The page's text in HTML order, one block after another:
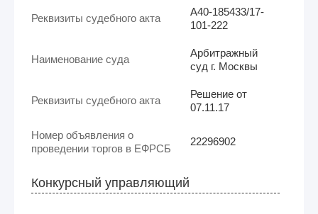
Реквизиты судебного акта
А40-185433/17-
101-222
Наименование суда
Арбитражный
суд г. Москвы
Реквизиты судебного акта
Решение от
07.11.17
Номер объявления о
проведении торгов в ЕФРСБ
22296902
Конкурсный управляющий